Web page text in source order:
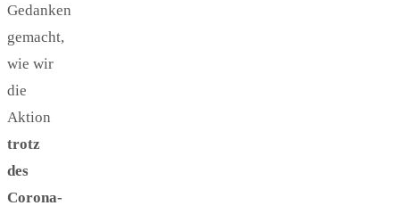
Gedanken
gemacht,
wie wir
die
Aktion
trotz
des
Corona-